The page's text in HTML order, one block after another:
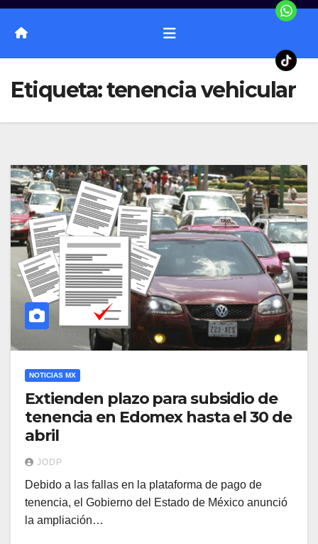
Etiqueta:tenencia vehicular
NOTICIAS MX
Extienden plazo para subsidio de
tenencia en Edomex hasta el 30 de
abril
JODP
Debido a las fallas en la plataforma de pago de
tenencia, el Gobierno del Estado de México anunció
la ampliación…